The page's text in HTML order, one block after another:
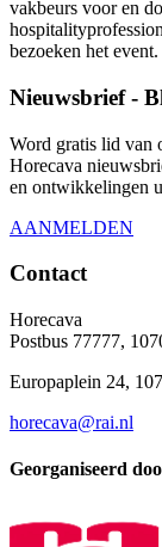
vakbeurs voor en
bezoeken het event.
Nieuwsbrief -
Word gratis lid van
Horecava
en ontwikkelingen
AANMELDEN
Contact
Horecava
Postbus 77777,
Europaplein 24,
horecava@rai.nl
Georganiseerd